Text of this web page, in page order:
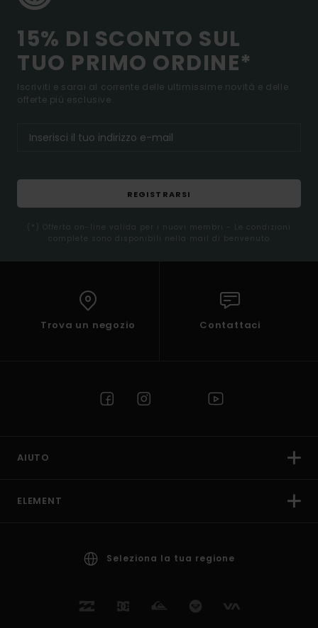
15% DI SCONTO SUL
TUO PRIMO ORDINE*
Iscriviti e sarai al corrente delle ultimissime novità e delle
offerte più esclusive.
REGISTRARSI
(*) Offerta on-line valida per i nuovi membri - Le condizioni
complete sono disponibili nella mail di benvenuto
Trova un negozio Contattaci
AIUTO
ELEMENT
Seleziona la tua regione